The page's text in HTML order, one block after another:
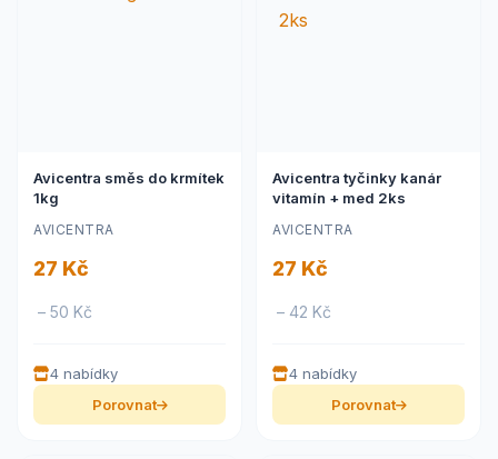
Avicentra směs do krmítek
1kg
AVICENTRA
27 Kč
– 50 Kč
4 nabídky
Porovnat
Avicentra tyčinky kanár
vitamín + med 2ks
AVICENTRA
27 Kč
– 42 Kč
4 nabídky
Porovnat